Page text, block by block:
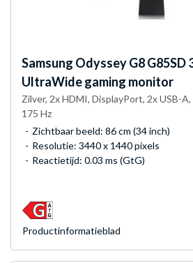
Samsung Odyssey G8 G85SD
UltraWide gaming monitor
Zilver, 2x HDMI, DisplayPort, 2x USB-A,
175 Hz
Zichtbaar beeld: 86 cm (34 inch)
Resolutie: 3440 x 1440 pixels
Reactietijd: 0.03 ms (GtG)
Product­informatieblad